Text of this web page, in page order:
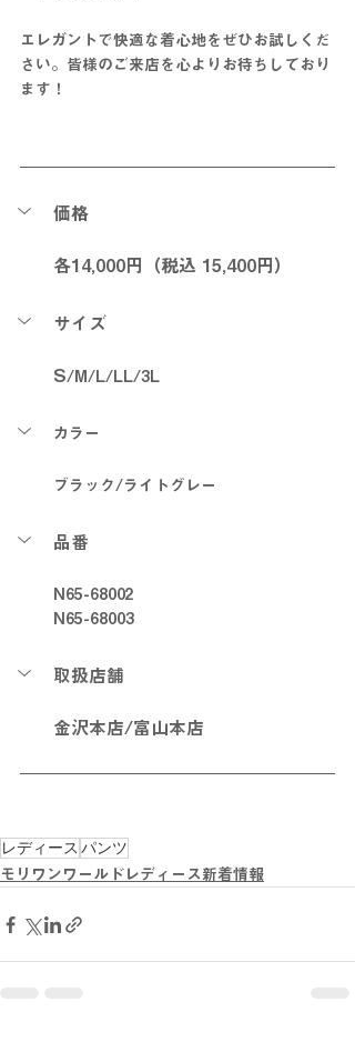
エレガントで快適な着心地をぜひお試しくだ
さい。皆様のご来店を心よりお待ちしており
ます！
価格
各14,000円（税込 15,400円）
サイズ
S/M/L/LL/3L
カラー
ブラック/ライトグレー
品番
N65-68002
N65-68003
取扱店舗
金沢本店/富山本店
レディース パンツ
モリワンワールドレディース新着情報